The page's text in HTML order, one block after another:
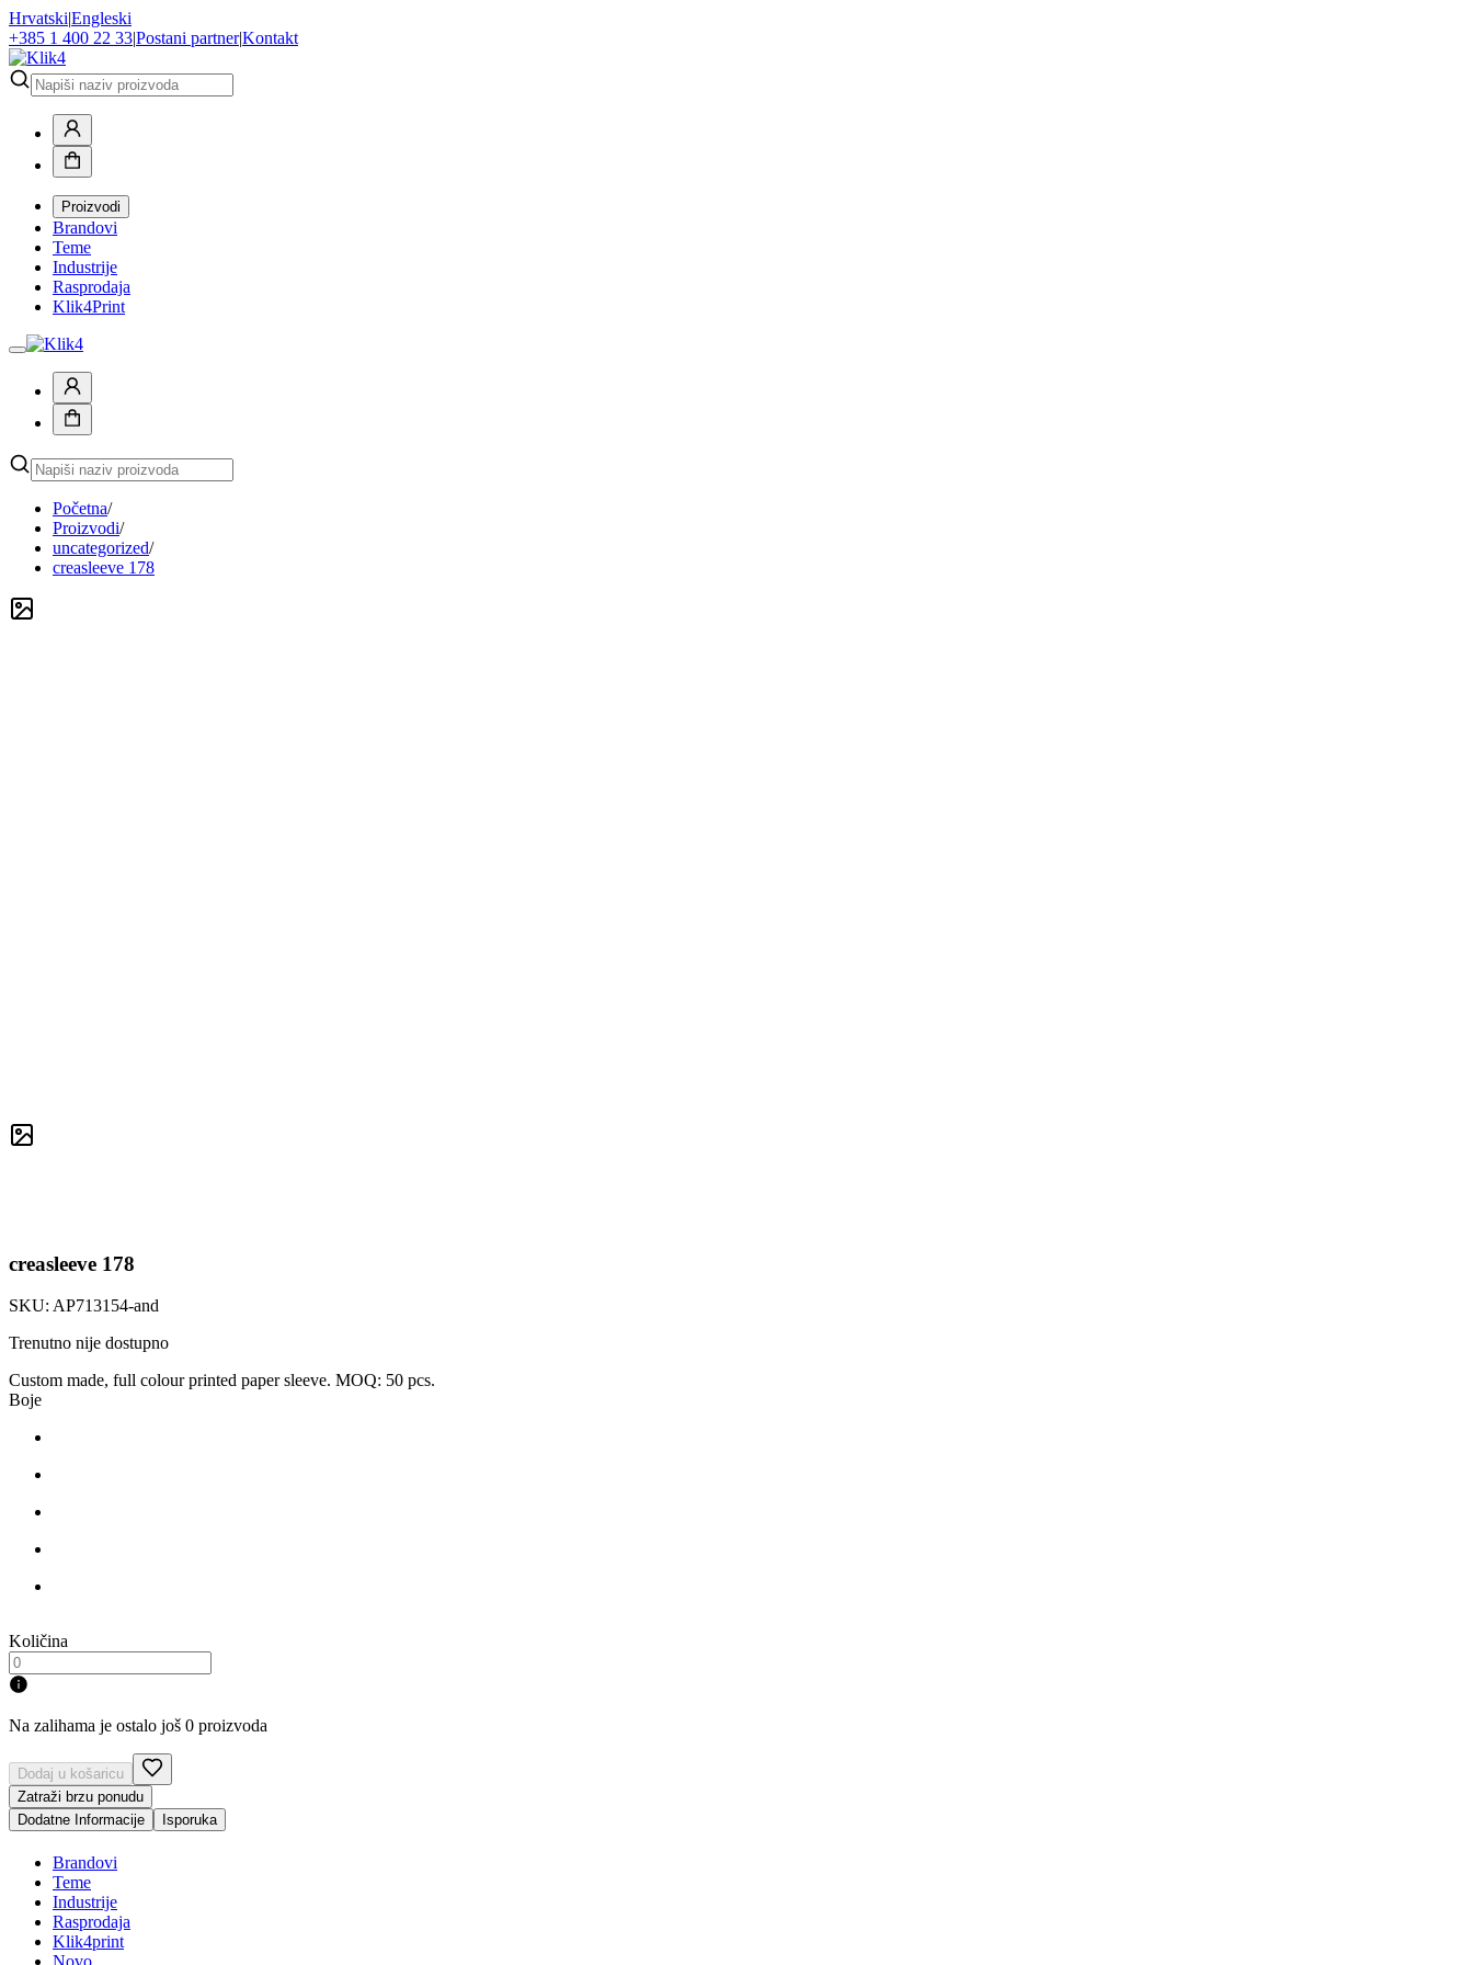
Hrvatski|Engleski
+385 1 400 22 33|Postani partner|Kontakt
Proizvodi
Brandovi
Teme
Industrije
Rasprodaja
Klik4Print
Početna/
Proizvodi/
uncategorized/
creasleeve 178
creasleeve 178
SKU: AP713154-and
Trenutno nije dostupno
Custom made, full colour printed paper sleeve. MOQ: 50 pcs.
Boje
Količina
Na zalihama je ostalo još 0 proizvoda
Dodaj u košaricu
Zatraži brzu ponudu
Dodatne Informacije
Isporuka
Brandovi
Teme
Industrije
Rasprodaja
Klik4print